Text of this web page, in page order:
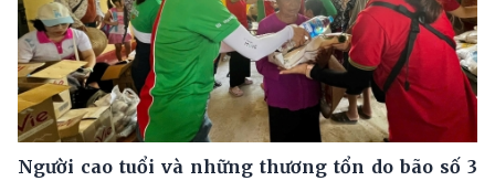
Người cao tuổi và những thương tổn do bão số 3